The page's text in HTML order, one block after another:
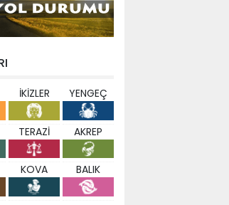
İKİZLER YENGEÇ
TERAZİ AKREP
KOVA BALIK